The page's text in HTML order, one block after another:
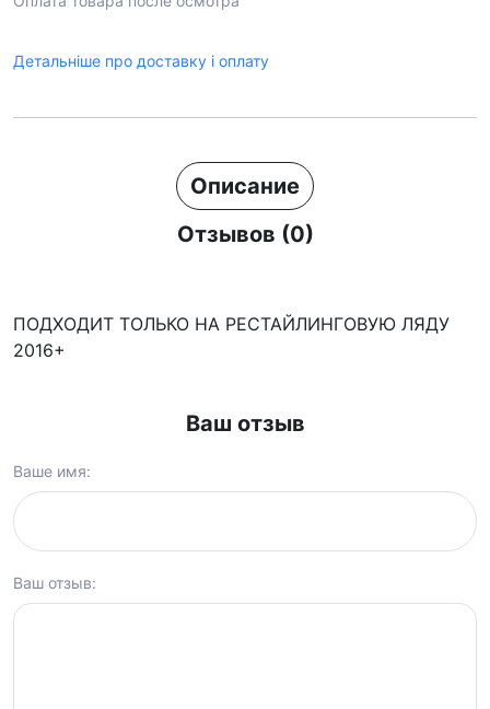
Детальніше про доставку і оплату
Описание
Отзывов (0)
ПОДХОДИТ ТОЛЬКО НА РЕСТАЙЛИНГОВУЮ ЛЯДУ
2016+
Ваш отзыв
Ваше имя:
Ваш отзыв: